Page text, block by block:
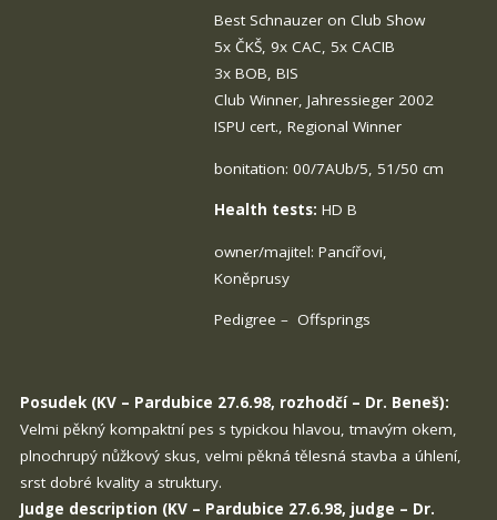
Best Schnauzer on Club Show
5x ČKŠ, 9x CAC, 5x CACIB
3x BOB, BIS
Club Winner, Jahressieger 2002
ISPU cert., Regional Winner
bonitation: 00/7AUb/5, 51/50 cm
Health tests: HD B
owner/majitel: Pancířovi,
Koněprusy
Pedigree – Offsprings
Posudek (KV – Pardubice 27.6.98, rozhodčí – Dr. Beneš):
Velmi pěkný kompaktní pes s typickou hlavou, tmavým okem,
plnochrupý nůžkový skus, velmi pěkná tělesná stavba a úhlení,
srst dobré kvality a struktury.
Judge description (KV – Pardubice 27.6.98, judge – Dr.